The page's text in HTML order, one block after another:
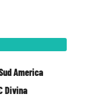
America
Divina